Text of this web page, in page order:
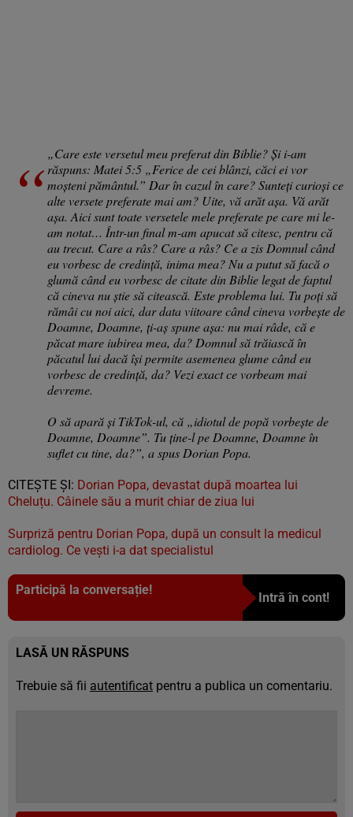
„Care este versetul meu preferat din Biblie? Și i-am
răspuns: Matei 5:5 „Ferice de cei blânzi, căci ei vor
moșteni pământul.” Dar în cazul în care? Sunteți curioși ce
alte versete preferate mai am? Uite, vă arăt așa. Vă arăt
așa. Aici sunt toate versetele mele preferate pe care mi le-
am notat… Într-un final m-am apucat să citesc, pentru că
au trecut. Care a râs? Care a râs? Ce a zis Domnul când
eu vorbesc de credință, inima mea? Nu a putut să facă o
glumă când eu vorbesc de citate din Biblie legat de faptul
că cineva nu știe să citească. Este problema lui. Tu poți să
rămâi cu noi aici, dar data viitoare când cineva vorbește de
Doamne, Doamne, ți-aș spune așa: nu mai râde, că e
păcat mare iubirea mea, da? Domnul să trăiască în
păcatul lui dacă își permite asemenea glume când eu
vorbesc de credință, da? Vezi exact ce vorbeam mai
devreme.
O să apară și TikTok-ul, că „idiotul de popă vorbește de
Doamne, Doamne”. Tu ține-l pe Doamne, Doamne în
suflet cu tine, da?”, a spus Dorian Popa.
CITEȘTE ȘI: Dorian Popa, devastat după moartea lui
Cheluțu. Câinele său a murit chiar de ziua lui
Surpriză pentru Dorian Popa, după un consult la medicul
cardiolog. Ce vești i-a dat specialistul
Participă la conversație!
Intră în cont!
LASĂ UN RĂSPUNS
Trebuie să fii autentificat pentru a publica un comentariu.